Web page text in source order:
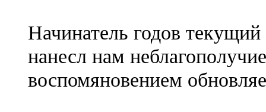
Начинатель годов
нанесл нам
воспомяновением